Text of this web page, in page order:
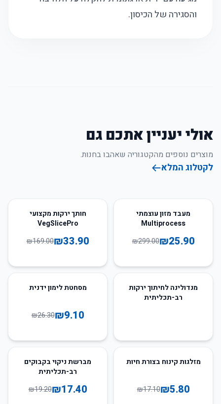
והסגירה של הכיסון.
אולי יעניין אתכם גם
מוצרים נוספים מהקטגוריה שאהבו בחנות.
לקטלוג המלא
מעבד מזון עוצמתי
Multiprocess
₪25.90
₪299.00
חותך ירקות מקצועי
VegSlicePro
₪33.90
₪169.00
מנדולינה לחיתוך ירקות
רב-תכליתית
מסחטת לימון ידנית
₪9.10
₪26.30
66
מזלגות קינוח בצורת חיות
₪5.80
₪17.10
מברשת ניקוי בקבוקים
רב-תכליתית
₪17.40
₪19.20